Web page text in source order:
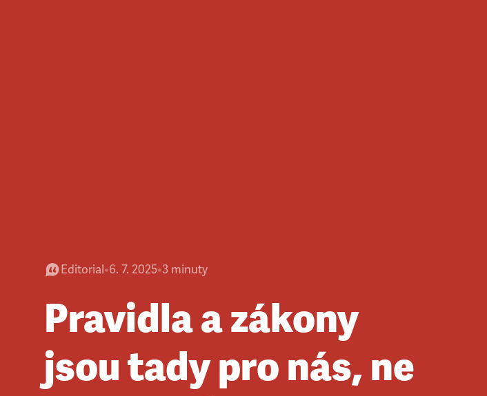
Editorial •6. 7. 2025•3 minuty
Pravidla a zákony
jsou tady pro nás, ne